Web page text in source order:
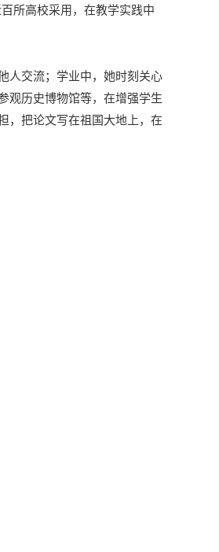
所高校采用，在教学实践中
人交流；学业中，她时刻关心
观历史博物馆等，在增强学生
，把论文写在祖国大地上，在